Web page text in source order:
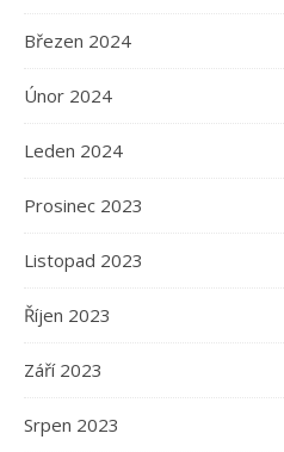
Březen 2024
Únor 2024
Leden 2024
Prosinec 2023
Listopad 2023
Říjen 2023
Září 2023
Srpen 2023